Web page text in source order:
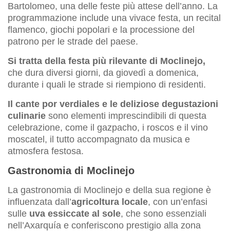
Bartolomeo, una delle feste più attese dell’anno. La
programmazione include una vivace festa, un recital
flamenco, giochi popolari e la processione del
patrono per le strade del paese.
Si tratta della festa più rilevante di Moclinejo,
che dura diversi giorni, da giovedì a domenica,
durante i quali le strade si riempiono di residenti.
Il cante por verdiales e le deliziose degustazioni
culinarie sono elementi imprescindibili di questa
celebrazione, come il gazpacho, i roscos e il vino
moscatel, il tutto accompagnato da musica e
atmosfera festosa.
Gastronomia di Moclinejo
La gastronomia di Moclinejo e della sua regione è
influenzata dall’agricoltura locale, con un’enfasi
sulle uva essiccate al sole, che sono essenziali
nell’Axarquía e conferiscono prestigio alla zona